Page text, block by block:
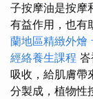
子按摩油是按摩
有益作用，也有
蘭地區精緻外燴
經絡養生課程
吸收，給肌膚帶
分製成，植物性